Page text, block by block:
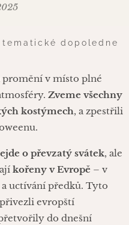
tematické dopoledne
promění v místo plné
Zveme všechny
kostýmech, a zpestřili
o převzatý svátek, ale
kořeny v Evropě – v
uctívání předků. Tyto
evropští
do dnešní